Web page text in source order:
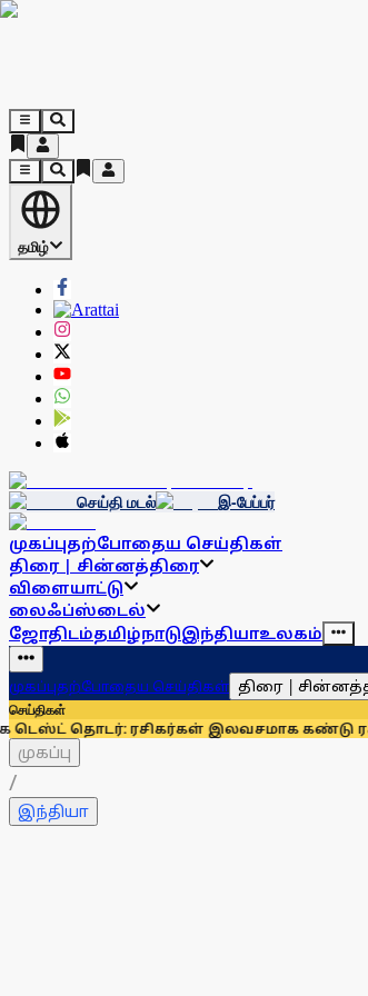
தமிழ்
செய்தி மடல்
இ-பேப்பர்
முகப்புதற்போதைய செய்திகள்
திரை | சின்னத்திரை
விளையாட்டு
லைஃப்ஸ்டைல்
ஜோதிடம்தமிழ்நாடுஇந்தியாஉலகம்
முகப்புதற்போதைய செய்திகள் திரை |
செய்திகள்
ரசிகர்கள் இலவசமாக கண்டு ரசிக்கலாம்!
முகப்பு
/
இந்தியா